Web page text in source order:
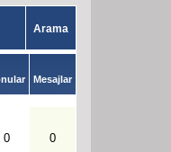
Arama
Mesajlar
0 0